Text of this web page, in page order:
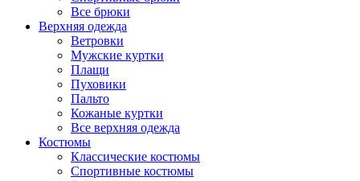
Все брюки
Верхняя одежда
Ветровки
Мужские куртки
Плащи
Пуховики
Пальто
Кожаные куртки
Все верхняя одежда
Костюмы
Классические костюмы
Спортивные костюмы